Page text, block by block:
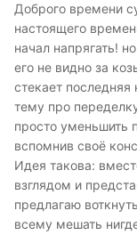
Доброго времени
настоящего
начал напрягать!
его не видно за
стекает последняя
тему про
просто уменьшить
вспомнив своё
Идея такова:
взглядом и
предлагаю
всему мешать